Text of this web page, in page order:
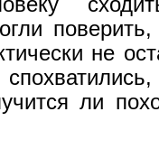
не
ли